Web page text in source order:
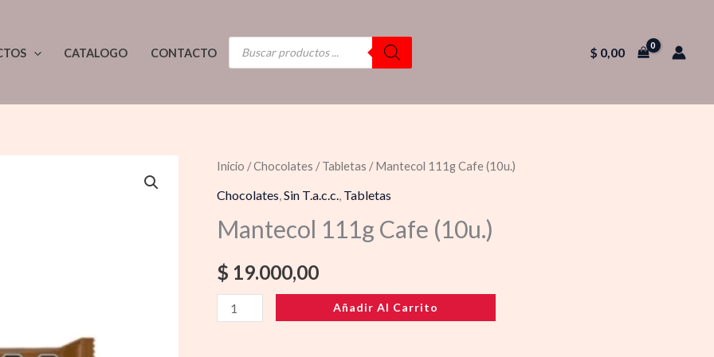
CATALOGO CONTACTO
BÚSQUEDA
DE
PRODUCTOS
$ 0,00
Inicio /Chocolates /Tabletas / Mantecol 111g Cafe (10u.)
Chocolates Sin T.a.c.c. Tabletas
Mantecol 111g Cafe (10u.)
$ 19.000,00
Mantecol
111g
(10u.)
Añadir Al Carrito